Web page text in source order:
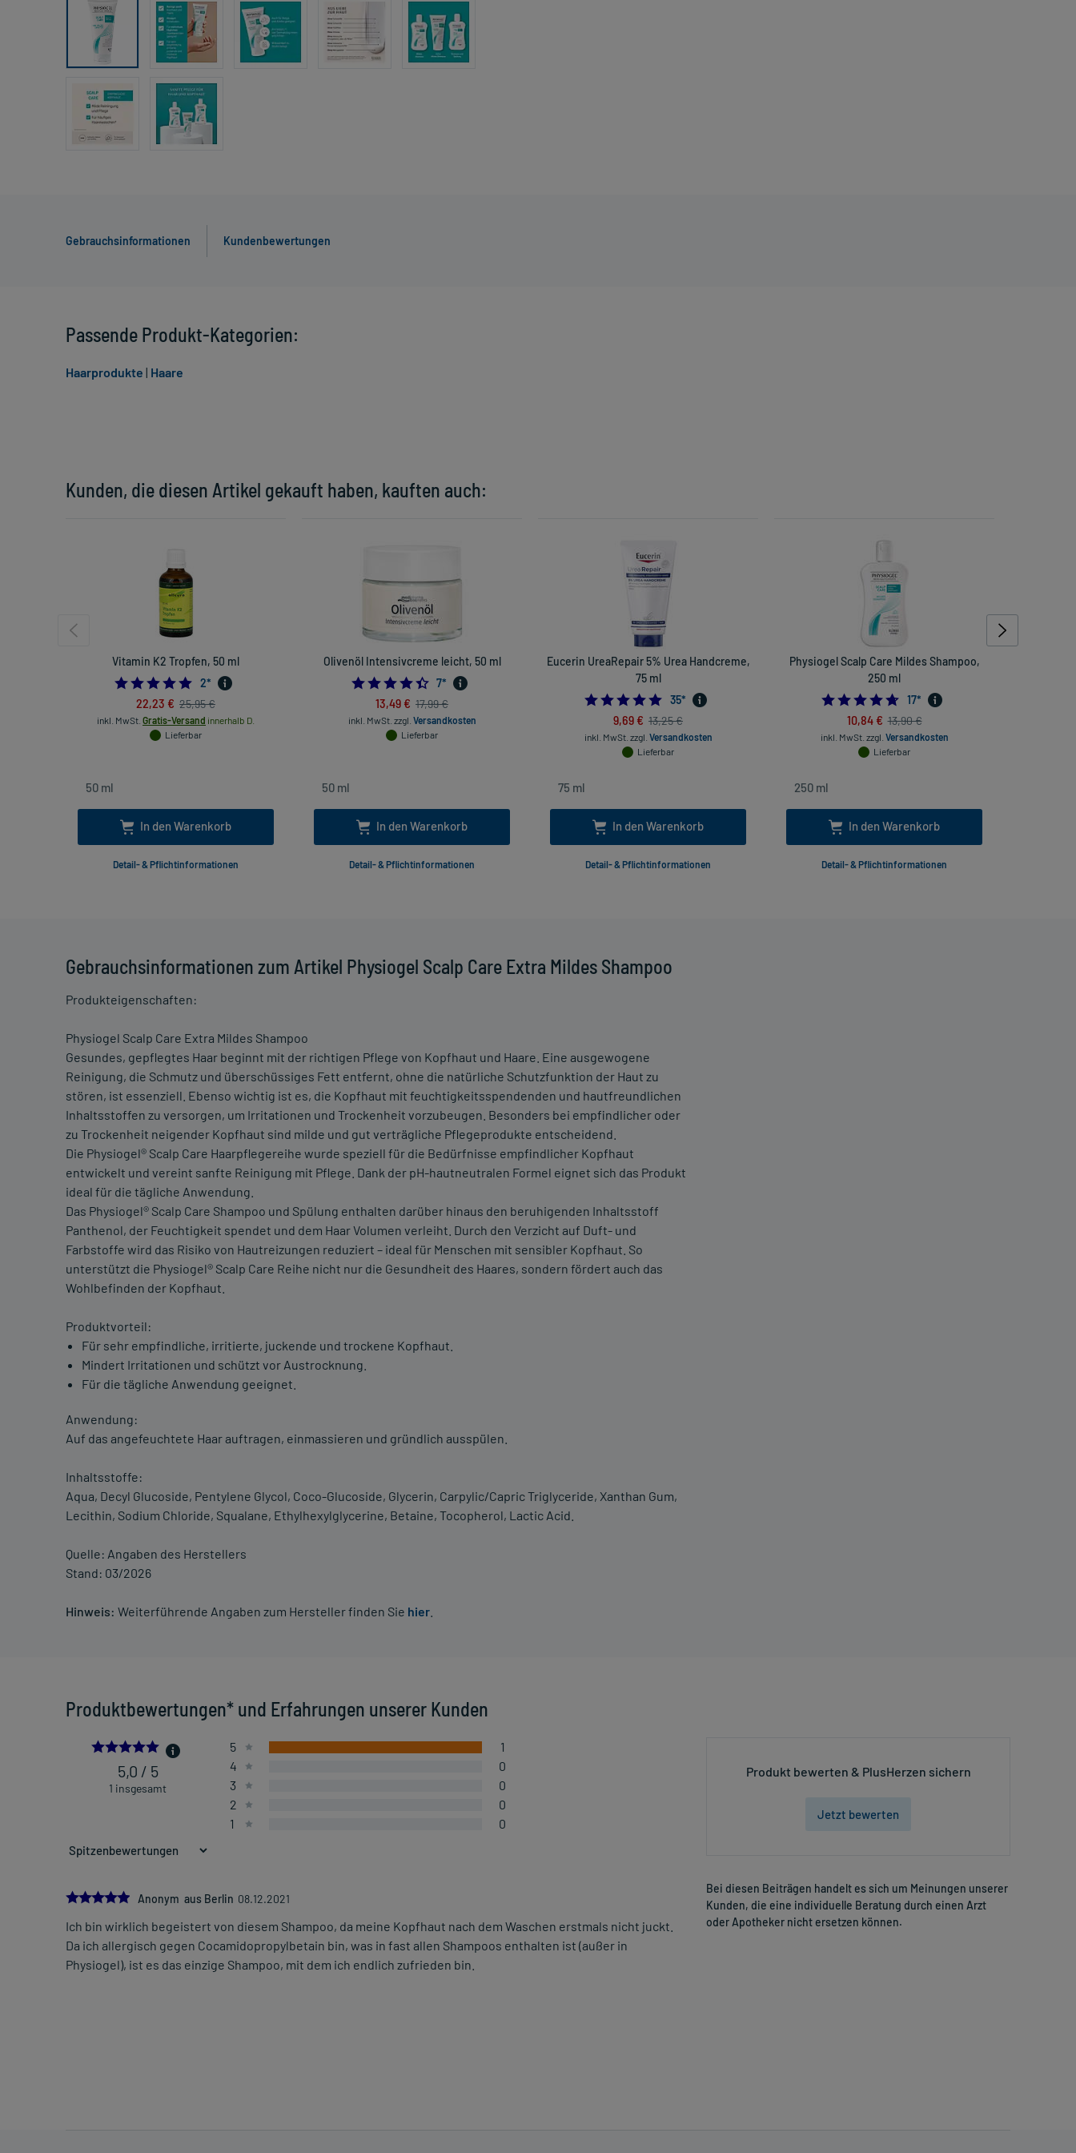
Gebrauchsinformationen Kundenbewertungen
Gebrauchsinformationen zum Artikel Physiogel Scalp Care Extra Mildes Shampoo
Produkteigenschaften:
Physiogel Scalp Care Extra Mildes Shampoo
Gesundes, gepflegtes Haar beginnt mit der richtigen Pflege von Kopfhaut und Haare. Eine ausgewogene
Reinigung, die Schmutz und überschüssiges Fett entfernt, ohne die natürliche Schutzfunktion der Haut zu
stören, ist essenziell. Ebenso wichtig ist es, die Kopfhaut mit feuchtigkeitsspendenden und hautfreundlichen
Inhaltsstoffen zu versorgen, um Irritationen und Trockenheit vorzubeugen. Besonders bei empfindlicher oder
zu Trockenheit neigender Kopfhaut sind milde und gut verträgliche Pflegeprodukte entscheidend.
Die Physiogel® Scalp Care Haarpflegereihe wurde speziell für die Bedürfnisse empfindlicher Kopfhaut
entwickelt und vereint sanfte Reinigung mit Pflege. Dank der pH-hautneutralen Formel eignet sich das Produkt
ideal für die tägliche Anwendung.
Das Physiogel® Scalp Care Shampoo und Spülung enthalten darüber hinaus den beruhigenden Inhaltsstoff
Panthenol, der Feuchtigkeit spendet und dem Haar Volumen verleiht. Durch den Verzicht auf Duft- und
Farbstoffe wird das Risiko von Hautreizungen reduziert – ideal für Menschen mit sensibler Kopfhaut. So
unterstützt die Physiogel® Scalp Care Reihe nicht nur die Gesundheit des Haares, sondern fördert auch das
Wohlbefinden der Kopfhaut.
Produktvorteil:
Für sehr empfindliche, irritierte, juckende und trockene Kopfhaut.
Mindert Irritationen und schützt vor Austrocknung.
Für die tägliche Anwendung geeignet.
Anwendung:
Auf das angefeuchtete Haar auftragen, einmassieren und gründlich ausspülen.
Inhaltsstoffe:
Aqua, Decyl Glucoside, Pentylene Glycol, Coco-Glucoside, Glycerin, Carpylic/Capric Triglyceride, Xanthan Gum,
Lecithin, Sodium Chloride, Squalane, Ethylhexylglycerine, Betaine, Tocopherol, Lactic Acid.
Quelle: Angaben des Herstellers
Stand: 03/2026
Hinweis: Weiterführende Angaben zum Hersteller finden Sie hier
Produktbewertungen* und Erfahrungen unserer Kunden
5.0
5,0 / 5
1 insgesamt
5
1
4
0
3
0
2
0
1
0
5.0
Anonym aus Berlin 08.12.2021
Ich bin wirklich begeistert von diesem Shampoo, da meine Kopfhaut nach dem Waschen erstmals nicht juckt.
Da ich allergisch gegen Cocamidopropylbetain bin, was in fast allen Shampoos enthalten ist (außer in
Physiogel), ist es das einzige Shampoo, mit dem ich endlich zufrieden bin.
Produkt bewerten & PlusHerzen sichern
Jetzt bewerten
Bei diesen Beiträgen handelt es sich um Meinungen unserer
Kunden, die eine individuelle Beratung durch einen Arzt
oder Apotheker nicht ersetzen können.
Kunden, die diesen Artikel gekauft haben, kauften auch:
Vitamin K2 Tropfen, 50 ml
5.0
2*
22,23 € 25,95 €
inkl. MwSt. Gratis-Versand innerhalb D.
Lieferbar
In den Warenkorb
Detail- & Pflichtinformationen
Olivenöl Intensivcreme leicht, 50 ml
4.428571428571429
7*
13,49 € 17,99 €
inkl. MwSt. zzgl. Versandkosten
Lieferbar
In den Warenkorb
Detail- & Pflichtinformationen
Eucerin UreaRepair 5% Urea Handcreme,
75 ml
4.771428571428571
35*
9,69 € 13,25 €
inkl. MwSt. zzgl. Versandkosten
Lieferbar
In den Warenkorb
Detail- & Pflichtinformationen
Physiogel Scalp Care Mildes Shampoo,
250 ml
4.647058823529412
17*
10,84 € 13,90 €
inkl. MwSt. zzgl. Versandkosten
Lieferbar
In den Warenkorb
Detail- & Pflichtinformationen
Passende Produkt-Kategorien:
Haarprodukte | Haare